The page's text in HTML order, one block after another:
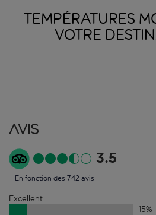
TEMPÉRATURES
VOTRE
Avis
3.5
En fonction des 742 avis
Excellent
15%